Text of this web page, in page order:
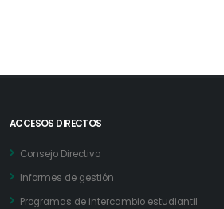
ACCESOS DIRECTOS
Consejo Directivo
Informes de gestión
Programas de intercambio estudiantil